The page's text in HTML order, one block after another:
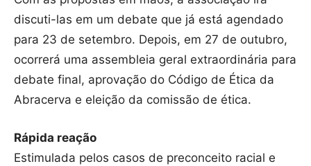
discuti-las em um debate que já está agendado
para 23 de setembro. Depois, em 27 de outubro,
ocorrerá uma assembleia geral extraordinária para
debate final, aprovação do Código de Ética da
Abracerva e eleição da comissão de ética.
Rápida reação
Estimulada pelos casos de preconceito racial e